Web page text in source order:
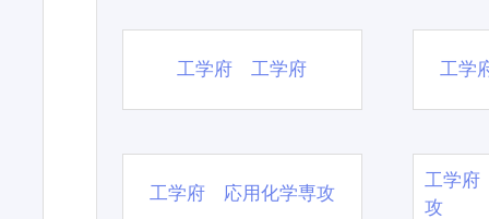
工学府 工学府 工学
工学府 応用化学専攻
工学府
攻